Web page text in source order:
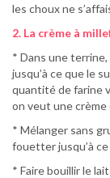
les choux ne
2. La crème à
* Dans une
jusqu’à ce que le
quantité de farine
on veut une crème
* Mélanger sans
fouetter jusqu’à
* Faire bouillir le